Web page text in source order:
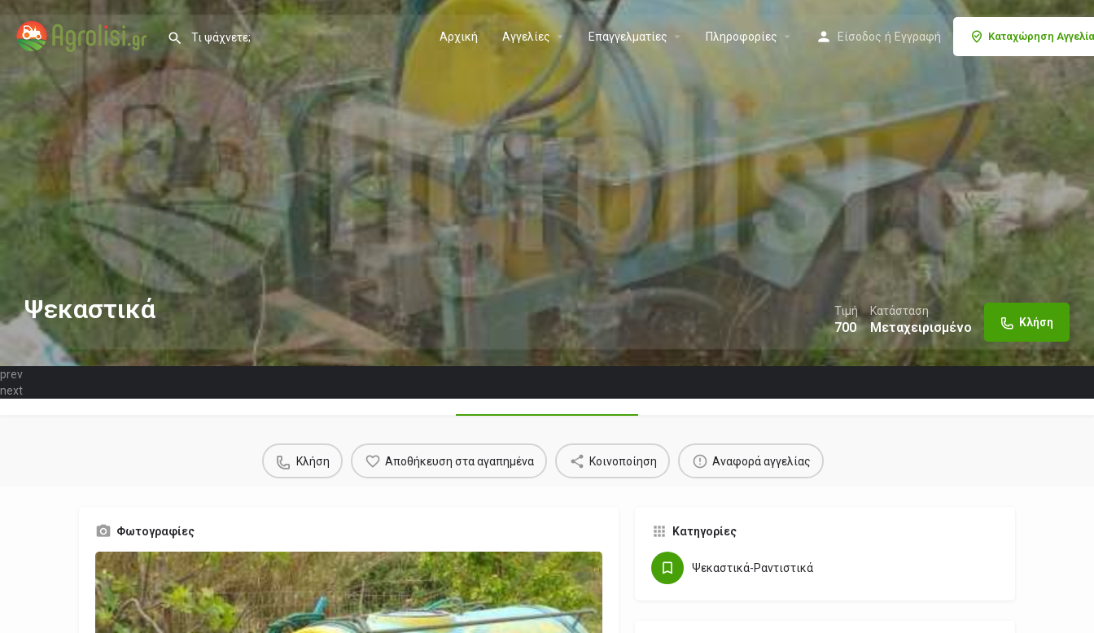
Αρχική Aγγελίες Επαγγελματίες Πληροφορίες Είσοδος ή Εγγραφή Καταχώρηση
prev
next
Ψεκαστικά Τιμή
700
Κατάσταση
Μεταχειρισμένο Κλήση
Κλήση Αποθήκευση στα αγαπημένα Κοινοποίηση Αναφορά αγγελίας
Φωτογραφίες Κατηγορίες
Ψεκαστικά-Ραντιστικά